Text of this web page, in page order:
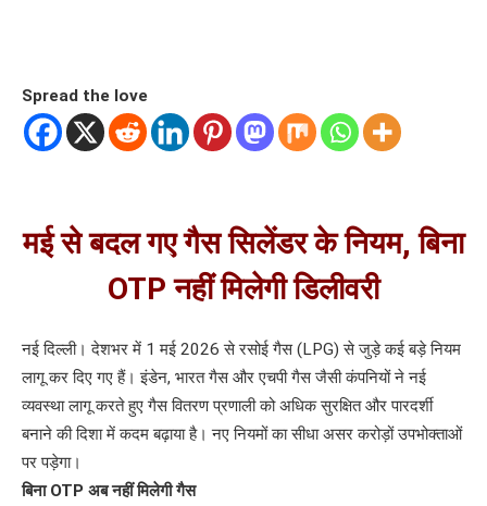
Spread the love
मई से बदल गए गैस सिलेंडर के नियम, बिना
OTP नहीं मिलेगी डिलीवरी
नई दिल्ली। देशभर में 1 मई 2026 से रसोई गैस (LPG) से जुड़े कई बड़े नियम
लागू कर दिए गए हैं। इंडेन, भारत गैस और एचपी गैस जैसी कंपनियों ने नई
व्यवस्था लागू करते हुए गैस वितरण प्रणाली को अधिक सुरक्षित और पारदर्शी
बनाने की दिशा में कदम बढ़ाया है। नए नियमों का सीधा असर करोड़ों उपभोक्ताओं
पर पड़ेगा।
बिना OTP अब नहीं मिलेगी गैस